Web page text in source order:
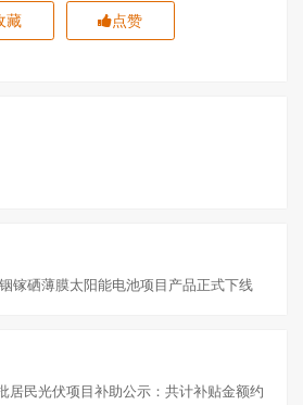
藏 点赞
镓硒薄膜太阳能电池项目产品正式下线
居民光伏项目补助公示：共计补贴金额约